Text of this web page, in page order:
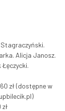
Alicja Janosz.
zł (dostępne w